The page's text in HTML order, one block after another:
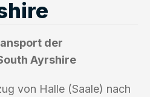
der
Ayrshire
von Halle (Saale) nach